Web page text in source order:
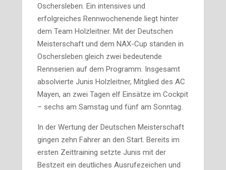
Oschersleben. Ein intensives und
erfolgreiches Rennwochenende liegt hinter
dem Team Holzleitner. Mit der Deutschen
Meisterschaft und dem NAX-Cup standen in
Oschersleben gleich zwei bedeutende
Rennserien auf dem Programm. Insgesamt
absolvierte Junis Holzleitner, Mitglied des AC
Mayen, an zwei Tagen elf Einsätze im Cockpit
– sechs am Samstag und fünf am Sonntag.
In der Wertung der Deutschen Meisterschaft
gingen zehn Fahrer an den Start. Bereits im
ersten Zeittraining setzte Junis mit der
Bestzeit ein deutliches Ausrufezeichen und